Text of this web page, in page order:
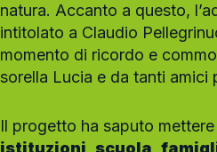
natura. Accanto a questo,
intitolato a Claudio
momento di ricordo e
sorella Lucia e da tanti amici
Il progetto ha saputo
istituzioni, scuola,